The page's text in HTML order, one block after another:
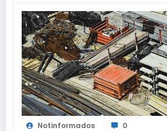
Notinformados 0